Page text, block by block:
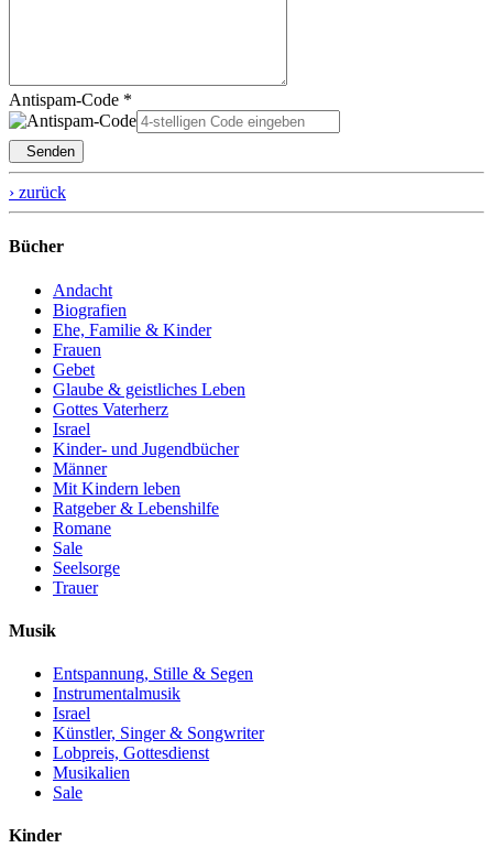
Antispam-Code *
Senden
› zurück
Bücher
Andacht
Biografien
Ehe, Familie & Kinder
Frauen
Gebet
Glaube & geistliches Leben
Gottes Vaterherz
Israel
Kinder- und Jugendbücher
Männer
Mit Kindern leben
Ratgeber & Lebenshilfe
Romane
Sale
Seelsorge
Trauer
Musik
Entspannung, Stille & Segen
Instrumentalmusik
Israel
Künstler, Singer & Songwriter
Lobpreis, Gottesdienst
Musikalien
Sale
Kinder